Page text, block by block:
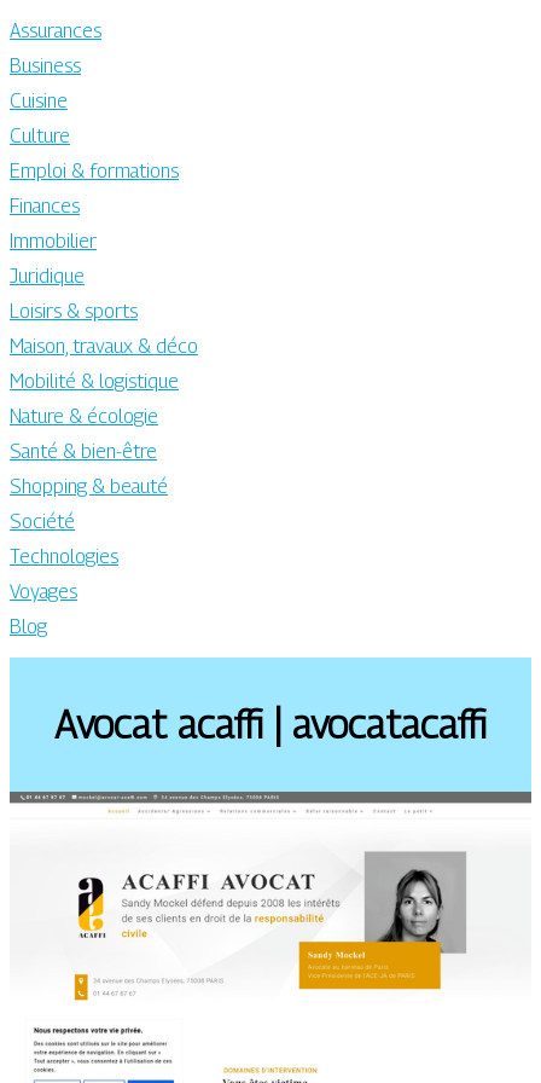
Assurances
Business
Cuisine
Culture
Emploi & formations
Finances
Immobilier
Juridique
Loisirs & sports
Maison, travaux & déco
Mobilité & logistique
Nature & écologie
Santé & bien-être
Shopping & beauté
Société
Technologies
Voyages
Blog
Avocat acaffi | avocatacaffi